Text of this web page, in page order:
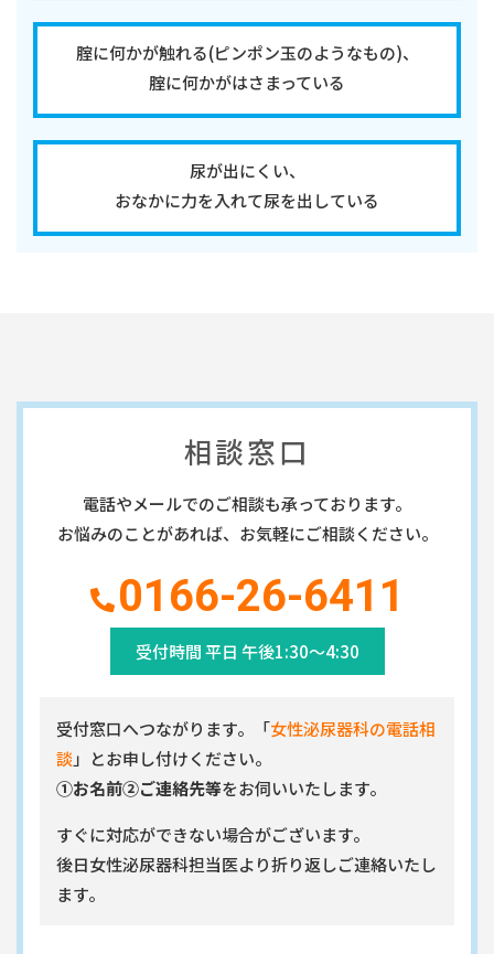
腟に何かが触れる(ピンポン玉のようなもの)、
腟に何かがはさまっている
尿が出にくい、
おなかに力を入れて尿を出している
相談窓口
電話やメールでのご相談も承っております。
お悩みのことがあれば、 お気軽にご相談ください。
0166-26-6411
受付時間 平日 午後1:30～4:30
受付窓口へつながります。「女性泌尿器科の電話相
談」とお申し付けください。
①お名前②ご連絡先等をお伺いいたします。
すぐに対応ができない場合がございます。
後日女性泌尿器科担当医より折り返しご連絡いたし
ます。